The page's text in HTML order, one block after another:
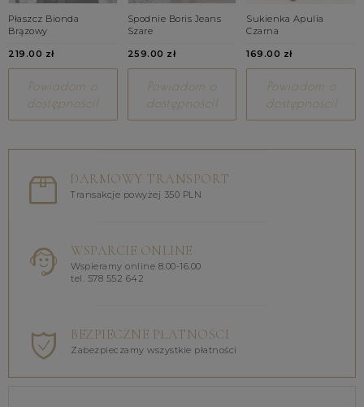
Płaszcz Bionda
Brązowy
219.00 zł
Powiadom o
dostępności!
Spodnie Boris Jeans
Szare
259.00 zł
Powiadom o
dostępności!
Sukienka Apulia
Czarna
169.00 zł
Powiadom o
dostępności!
DARMOWY TRANSPORT
Transakcje powyżej 350 PLN
WSPARCIE ONLINE
Wspieramy online 8.00-16.00
tel. 578 552 642
BEZPIECZNE PŁATNOŚCI
Zabezpieczamy wszystkie płatności